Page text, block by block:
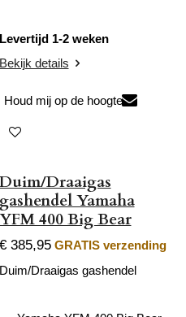
Levertijd 1-2 weken
Bekijk details
Houd mij op de hoogte
Duim/Draaigas
gashendel Yamaha
YFM 400 Big Bear
€ 385,95 GRATIS verzending
Duim/Draaigas gashendel